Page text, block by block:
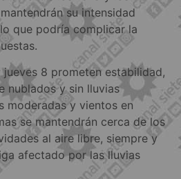
su intensidad
que podría complicar la
8 prometen estabilidad,
nublados y sin lluvias
moderadas y vientos en
se mantendrán cerca de los
al aire libre, siempre y
afectado por las lluvias